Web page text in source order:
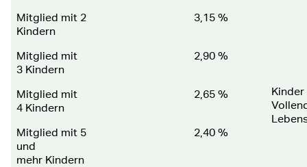
Mitglied mit 2
Kindern
3,15 %
Kinder
Mitglied mit
3 Kindern
2,90 %
Mitglied mit
4 Kindern
2,65 %
Mitglied mit 5
und
mehr Kindern
2,40 %